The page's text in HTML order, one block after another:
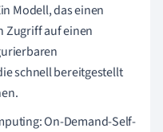
Modell, das einen
Zugriff auf einen
schnell bereitgestellt
On-Demand-Self-